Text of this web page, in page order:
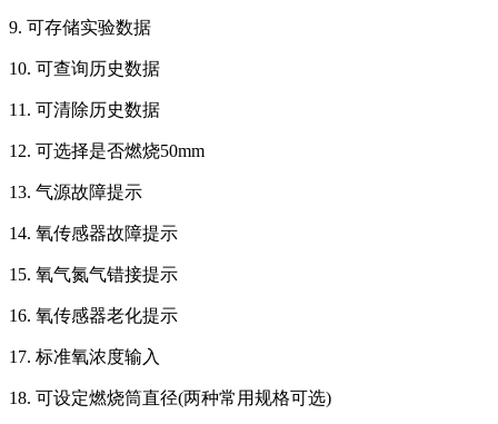
9. 可存储实验数据
10. 可查询历史数据
11. 可清除历史数据
12. 可选择是否燃烧50mm
13. 气源故障提示
14. 氧传感器故障提示
15. 氧气氮气错接提示
16. 氧传感器老化提示
17. 标准氧浓度输入
18. 可设定燃烧筒直径(两种常用规格可选)